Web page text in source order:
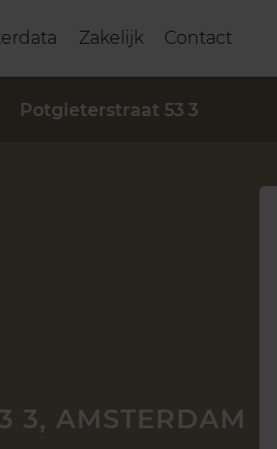
Zakelijk Contact
Potgieterstraat 53 3
3, AMSTERDAM